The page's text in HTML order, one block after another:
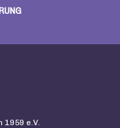
e.V.